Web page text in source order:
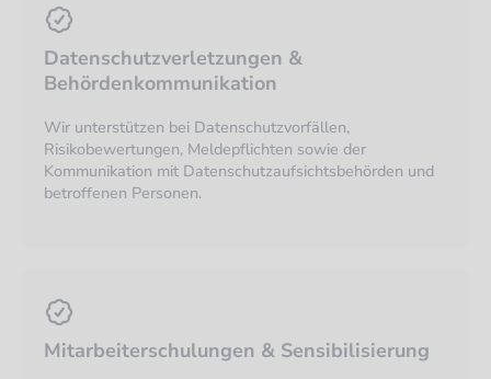
Datenschutzverletzungen &
Behördenkommunikation
Wir unterstützen bei Datenschutzvorfällen,
Risikobewertungen, Meldepflichten sowie der
Kommunikation mit Datenschutzaufsichtsbehörden und
betroffenen Personen.
Mitarbeiterschulungen & Sensibilisierung